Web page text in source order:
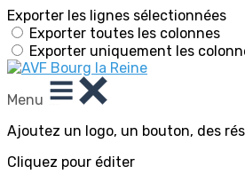
Exporter les lignes sélectionnées
Exporter toutes les colonnes
Exporter uniquement les
Menu
Ajoutez un logo, un bouton, des
Cliquez pour éditer